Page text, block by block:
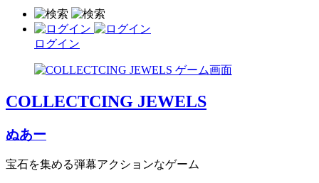
ログイン
COLLECTCING JEWELS
ぬあー
宝石を集める弾幕アクションなゲーム